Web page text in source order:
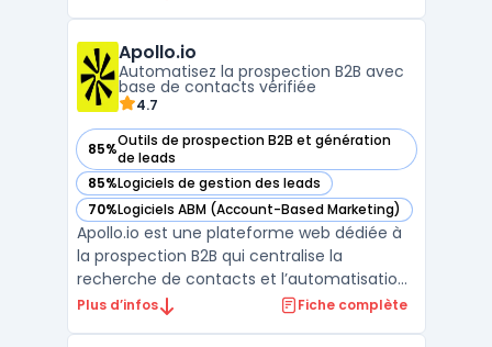
qualifiés, de convertir le trafic web en
rendez-vous ...
Apollo.io
Automatisez la prospection B2B avec
base de contacts vérifiée
4.7
85%Outils de prospection B2B et génération
de leads
— voir Apollo.io dans cette catégorie
85%Logiciels de gestion des leads
— voir Apollo.io dans cette catégorie
70%Logiciels ABM (Account-Based Marketing)
— voir Apollo.io dans cette catégorie
Apollo.io est une plateforme web dédiée à
la prospection B2B qui centralise la
recherche de contacts et l’automatisation
des campagnes d’outreach. L’outil cible
Plus d’infos Fiche complète